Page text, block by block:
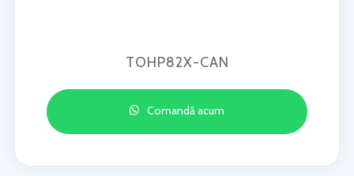
TOHP82X-CAN
Comandă acum